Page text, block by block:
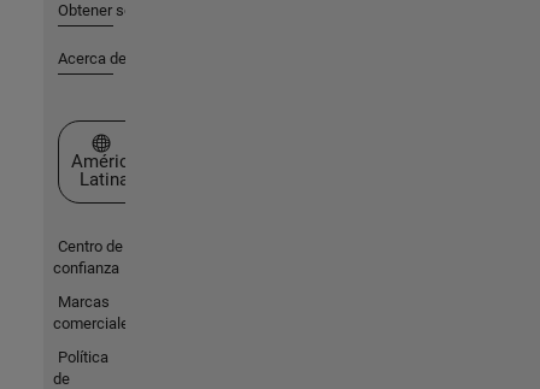
Obtener soporte
Acerca de MathWorks
Seleccione un país/idioma
América
Latina
Centro de
confianza
Marcas
comerciales
Política
de